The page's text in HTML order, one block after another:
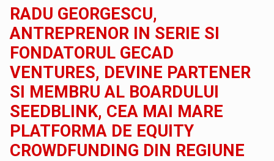
RADU GEORGESCU,
ANTREPRENOR IN SERIE SI
FONDATORUL GECAD
VENTURES, DEVINE PARTENER
SI MEMBRU AL BOARDULUI
SEEDBLINK, CEA MAI MARE
PLATFORMA DE EQUITY
CROWDFUNDING DIN REGIUNE